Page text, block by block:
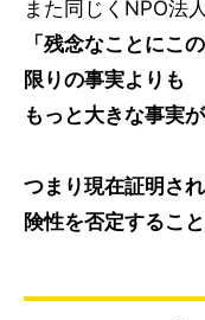
また同じくNPO法
「残念なことにこ
限りの事実よりも
もっと大きな事実
つまり現在証明さ
険性を否定するこ